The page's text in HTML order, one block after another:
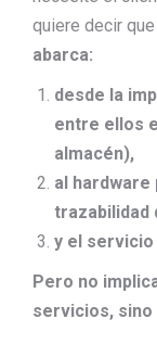
quiere decir
abarca:
desde la
entre ellos
almacén),
al
trazabilidad
y el
Pero no
servicios,